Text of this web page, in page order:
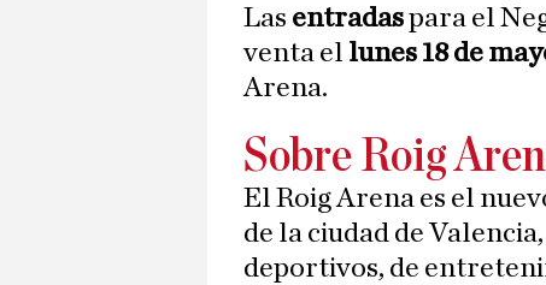
Las entradaspara el
venta el lunes 18 de
Arena.
Sobre Roig
El Roig Arena es el
de la ciudad de
deportivos, de